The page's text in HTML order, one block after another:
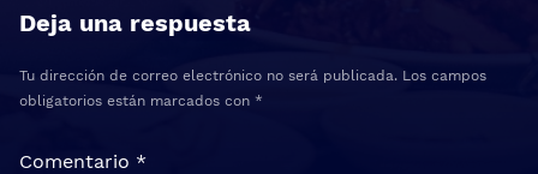
Deja una respuesta
Tu dirección de correo electrónico no será publicada. Los campos
obligatorios están marcados con *
Comentario *